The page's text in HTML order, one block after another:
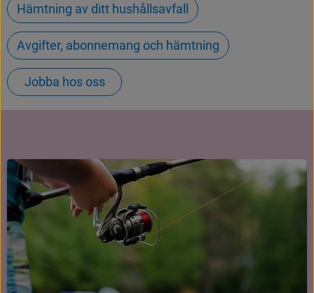
Hämtning av ditt hushållsavfall
Avgifter, abonnemang och hämtning
Jobba hos oss